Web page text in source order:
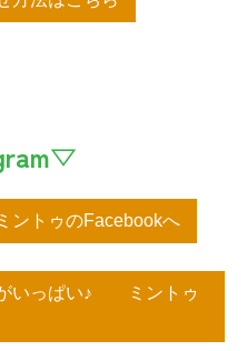
ントゥのFacebookへ
がいっぱい♪ ミントゥ